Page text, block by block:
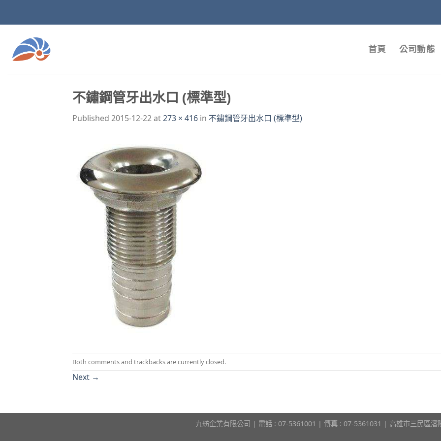
首頁 公司動態
不鏽鋼管牙出水口 (標準型)
Published 2015-12-22at273 × 416 in 不鏽鋼管牙出水口 (標準型)
Both comments and trackbacks are currently closed.
Next →
九舫企業有限公司 | 電話 : 07-5361001 | 傳真 : 07-5361031 | 高雄市三民區瀋